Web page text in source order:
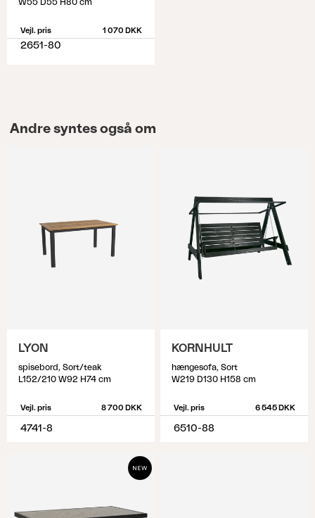
W55 D55 H80 cm
Vejl. pris 1 070 DKK
2651-80
Andre syntes også om
LYON
spisebord, Sort/teak
L152/210 W92 H74 cm
Vejl. pris 8 700 DKK
4741-8
KORNHULT
hængesofa, Sort
W219 D130 H158 cm
Vejl. pris 6 545 DKK
6510-88